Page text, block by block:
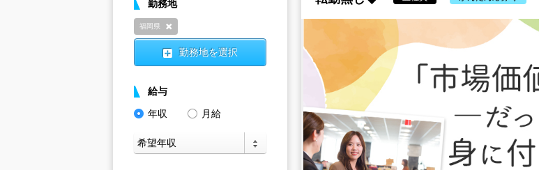
勤務地
福岡県
勤務地を選択
給与
年収
月給